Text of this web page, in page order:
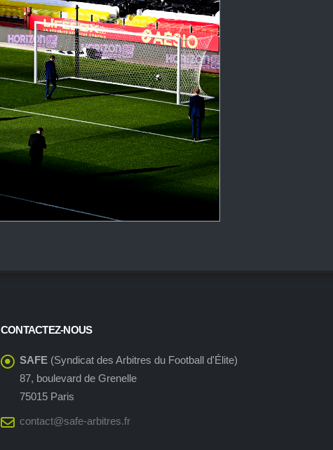
CONTACTEZ-NOUS
SAFE (Syndicat des Arbitres du Football d'Élite)
87, boulevard de Grenelle
75015 Paris
contact@safe-arbitres.fr